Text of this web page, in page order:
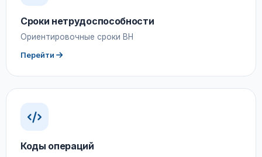
Сроки нетрудоспособности
Ориентировочные сроки ВН
Перейти
Коды операций